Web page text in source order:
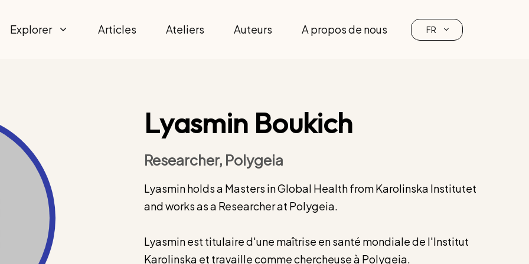
Explorer Articles Ateliers Auteurs A propos de nous FR
Lyasmin Boukich
Researcher, Polygeia
Lyasmin holds a Masters in Global Health from Karolinska Institutet
and works as a Researcher at Polygeia.
Lyasmin est titulaire d'une maîtrise en santé mondiale de l'Institut
Karolinska et travaille comme chercheuse à Polygeia.